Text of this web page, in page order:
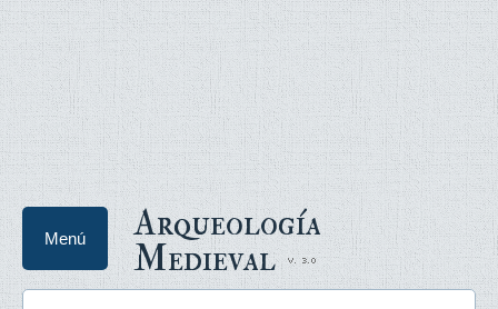
Arqueología
Medieval
Menú